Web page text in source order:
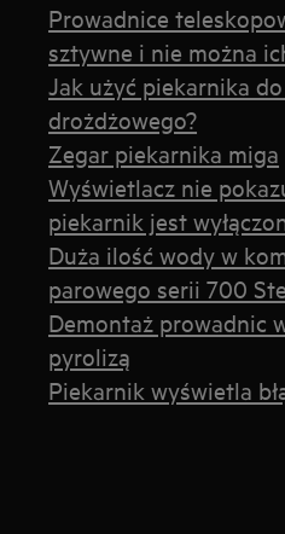
Prowadnice
sztywne i nie można
Jak użyć piekarnika
drożdżowego?
Zegar piekarnika miga
Wyświetlacz nie
piekarnik jest
Duża ilość wody w
parowego serii 700
Demontaż prowadnic
pyrolizą
Piekarnik wyświetla